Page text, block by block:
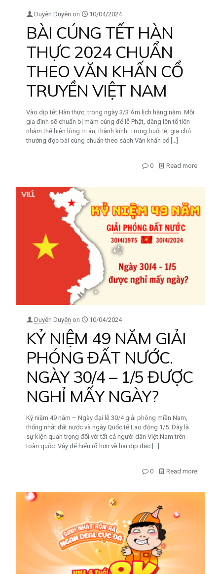
Duyên Duyên on 10/04/2024
BÀI CÚNG TẾT HÀN
THỰC 2024 CHUẨN
THEO VĂN KHẤN CỔ
TRUYỀN VIỆT NAM
Vào dịp tết Hàn thực, trong ngày 3/3 Âm lịch hằng năm. Mỗi
gia đình sẽ chuẩn bị mâm cúng để lễ Phật, dâng lên tổ tiên
nhằm thể hiện lòng tri ân, thành kính. Trong buổi lễ, gia chủ
thường đọc bài cúng chuẩn theo sách Văn khấn cổ
0 Read more
Duyên Duyên on 10/04/2024
KỶ NIỆM 49 NĂM GIẢI
PHÓNG ĐẤT NƯỚC.
NGÀY 30/4 – 1/5 ĐƯỢC
NGHỈ MẤY NGÀY?
Kỷ niệm 49 năm – Ngày đại lễ 30/4 giải phóng miền Nam,
thống nhất đất nước và ngày Quốc tế Lao động 1/5. Đây là
sự kiện quan trọng đối với tất cả người dân Việt Nam trên
toàn quốc. Vậy để hiểu rõ hơn về hai dịp đặc
0 Read more